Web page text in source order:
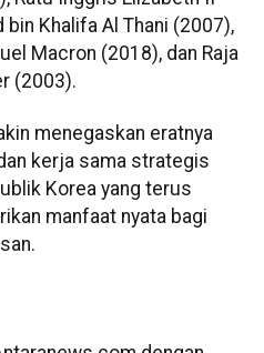
bin Khalifa Al Thani (2007),
Macron (2018), dan Raja
(2003).
menegaskan eratnya
kerja sama strategis
Korea yang terus
manfaat nyata bagi